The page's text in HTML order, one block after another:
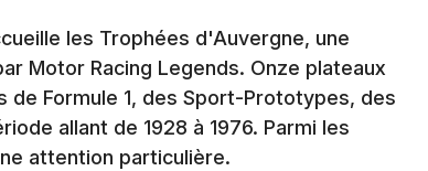
Sorties & loisirs
Matchs en Auvergne-Rhône-Alpes
Toutes les villes
les Trophées d'Auvergne, une
Motor Racing Legends. Onze plateaux
Formule 1, des Sport-Prototypes, des
allant de 1928 à 1976. Parmi les
attention particulière.